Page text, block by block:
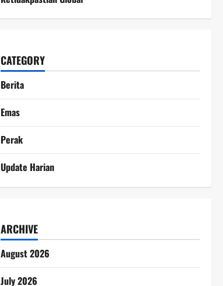
CATEGORY
Berita
Emas
Perak
Update Harian
ARCHIVE
August 2026
July 2026